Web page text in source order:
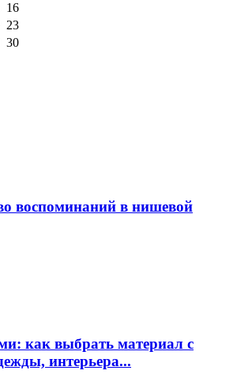
16
23
30
воспоминаний в нишевой
как выбрать материал с
интерьера...